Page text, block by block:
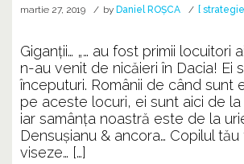
martie 27, 2019 by Daniel ROȘCA [
Giganții… „… au fost primii locuitori
n-au venit de nicăieri în Dacia! Ei
începuturi. Românii de când sunt
pe aceste locuri, ei sunt aici de la
iar samânţa noastră este de la
Densuşianu & ancora… Copilul
viseze… […]